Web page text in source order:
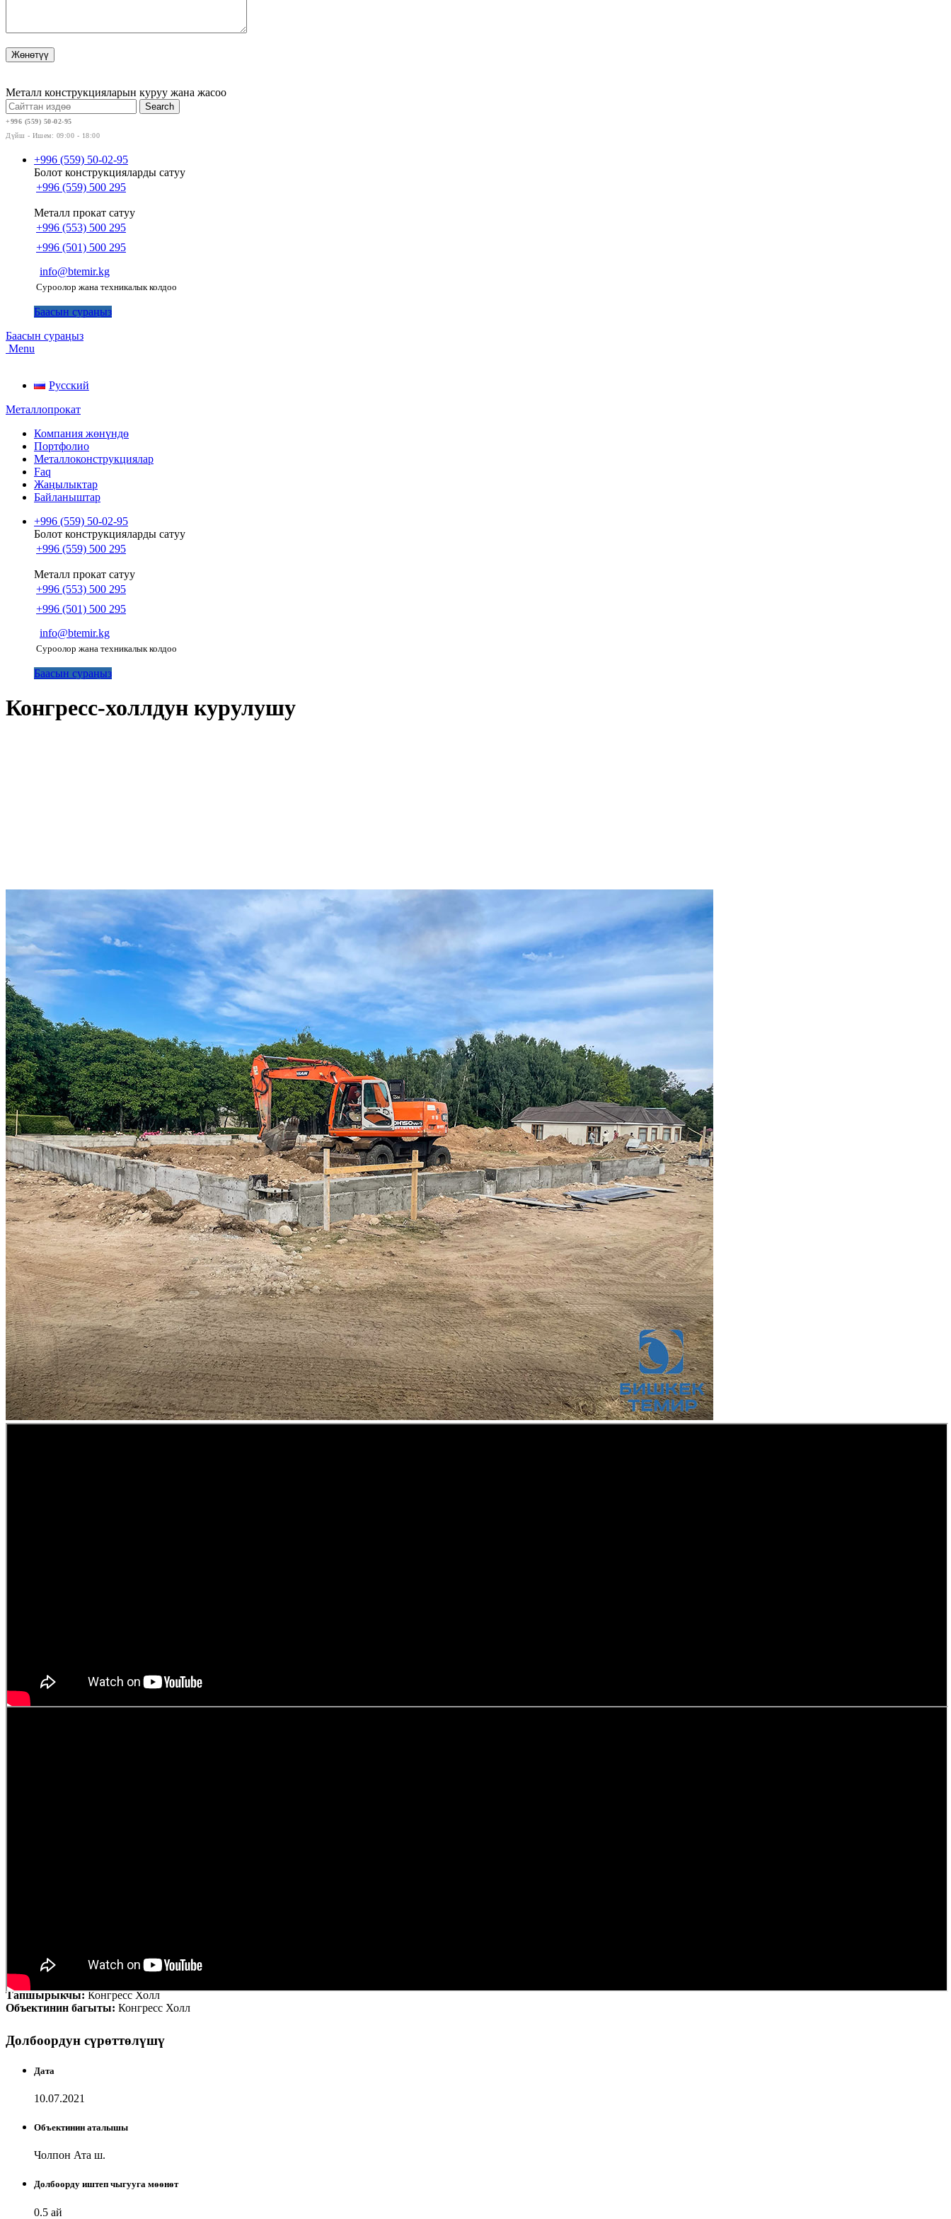
Металл конструкцияларын куруу жана жасоо
Search
+996 (559) 50-02-95
Дүйш - Ишем: 09:00 - 18:00
+996 (559) 50-02-95
Болот конструкцияларды сатуу
+996 (559) 500 295
Металл прокат сатуу
+996 (553) 500 295
+996 (501) 500 295
info@btemir.kg
Суроолор жана техникалык колдоо
Баасын сураңыз
Баасын сураңыз
Menu
Русский
Металлопрокат
Компания жөнүндө
Портфолио
Металлоконструкциялар
Faq
Жаңылыктар
Байланыштар
+996 (559) 50-02-95
Болот конструкцияларды сатуу
+996 (559) 500 295
Металл прокат сатуу
+996 (553) 500 295
+996 (501) 500 295
info@btemir.kg
Суроолор жана техникалык колдоо
Баасын сураңыз
Конгресс-холлдун курулушу
Тапшырыкчы: Конгресс Холл
Объектинин багыты: Конгресс Холл
Долбоордун сүрөттөлүшү
Дата
10.07.2021
Объектинин аталышы
Чолпон Ата ш.
Долбоорду иштеп чыгууга мѳѳнѳт
0.5 ай